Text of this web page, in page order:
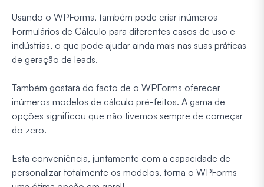
Usando o WPForms, também pode criar inúmeros
Formulários de Cálculo para diferentes casos de uso e
indústrias, o que pode ajudar ainda mais nas suas práticas
de geração de leads.
Também gostará do facto de o WPForms oferecer
inúmeros modelos de cálculo pré-feitos. A gama de
opções significou que não tivemos sempre de começar
do zero.
Esta conveniência, juntamente com a capacidade de
personalizar totalmente os modelos, torna o WPForms